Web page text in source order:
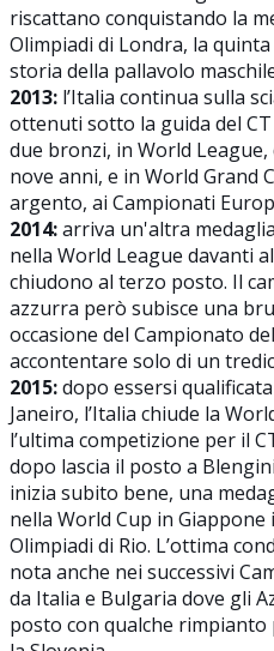
riscattano conquistando la
Olimpiadi di Londra, la
storia della pallavolo
2013: l’Italia continua sulla
ottenuti sotto la guida del
due bronzi, in World
nove anni, e in World Grand
argento, ai Campionati
2014:arriva un'altra
nella World League davanti
chiudono al terzo posto. Il
azzurra però subisce una
occasione del Campionato
accontentare solo di un
2015:dopo essersi
Janeiro, l’Italia chiude la
l’ultima competizione per il
dopo lascia il posto a
inizia subito bene, una
nella World Cup in Giappone
Olimpiadi di Rio. L’ottima
nota anche nei successivi
da Italia e Bulgaria dove gli
posto con qualche rimpianto